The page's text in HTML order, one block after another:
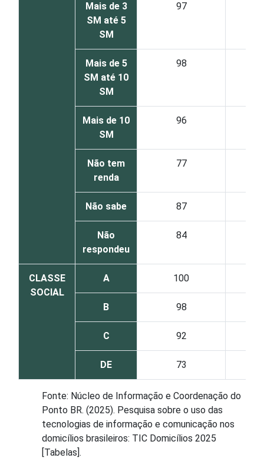
Mais de 3
SM até 5
SM
97
Mais de 5
SM até 10
SM
98
Mais de 10
SM
96
Não tem
renda
77
Não sabe 87
Não
respondeu
84
CLASSE
SOCIAL
A 100
B 98
C 92
DE 73
Fonte: Núcleo de Informação e Coordenação do
Ponto BR. (2025). Pesquisa sobre o uso das
tecnologias de informação e comunicação nos
domicílios brasileiros: TIC Domicílios 2025
[Tabelas].